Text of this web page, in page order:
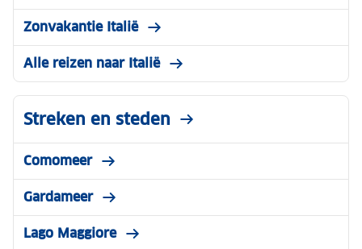
Zonvakantie Italië
Alle reizen naar Italië
Streken en steden
Comomeer
Gardameer
Lago Maggiore